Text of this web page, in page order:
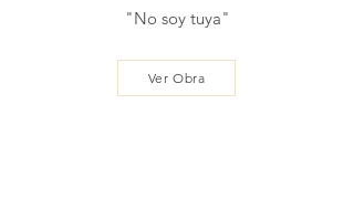
"No soy tuya"
Ver Obra